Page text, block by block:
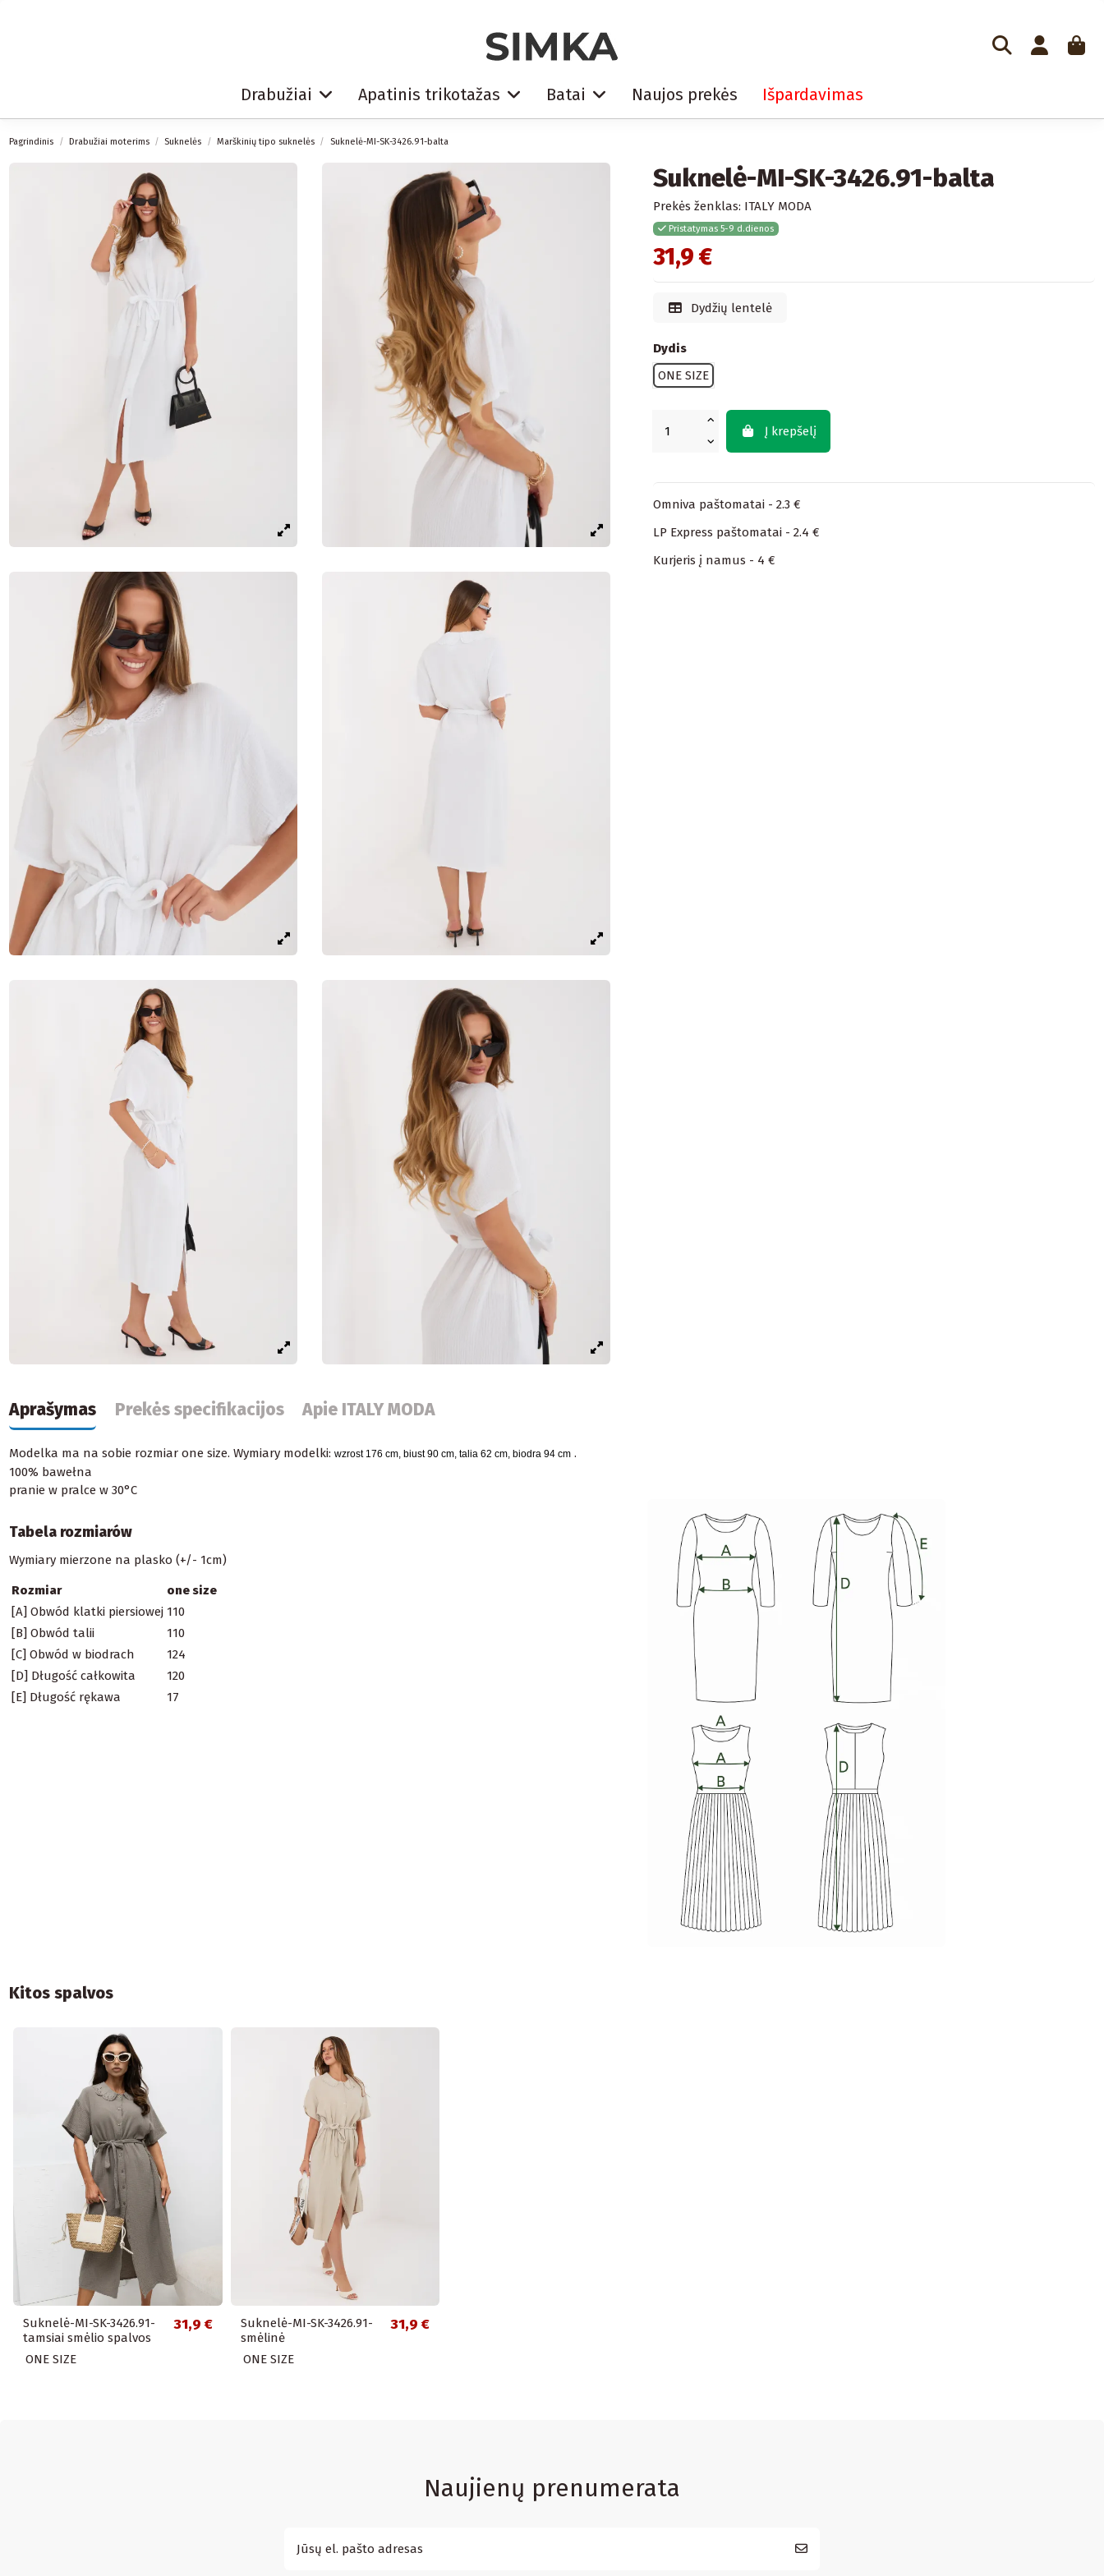
Drabužiai Apatinis trikotažas Batai Naujos prekės Išpardavimas
Pagrindinis Drabužiai moterims Suknelės Marškinių tipo suknelės Suknelė-MI-SK-3426.91-balta
Suknelė-MI-SK-3426.91-balta
Prekės ženklas: ITALY MODA
Pristatymas 5-9 d.dienos
31,9 €
Dydžių lentelė
Dydis
ONE SIZE
Į krepšelį
Omniva paštomatai - 2.3 €
LP Express paštomatai - 2.4 €
Kurjeris į namus - 4 €
Aprašymas Prekės specifikacijos Apie ITALY MODA
Modelka ma na sobie rozmiar one size. Wymiary modelki: wzrost 176 cm, biust 90 cm, talia 62 cm, biodra 94 cm .
100% bawełna
pranie w pralce w 30°C
Tabela rozmiarów
Wymiary mierzone na plasko (+/- 1cm)
Rozmiar
one size
[A] Obwód klatki piersiowej 110
[B] Obwód talii
110
[C] Obwód w biodrach
124
[D] Długość całkowita
120
[E] Długość rękawa
17
Kitos spalvos
Suknelė-MI-SK-3426.91-
tamsiai smėlio spalvos
31,9 €
ONE SIZE
Suknelė-MI-SK-3426.91-
smėlinė
31,9 €
ONE SIZE
Naujienų prenumerata